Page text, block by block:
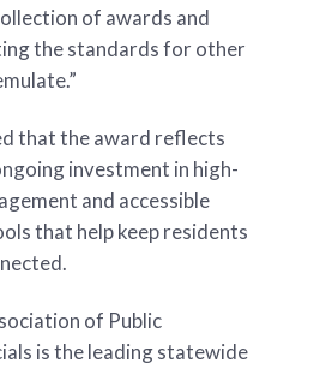
of awards and
the standards for other
that the award reflects
investment in high-
and accessible
that help keep residents
of Public
is the leading statewide